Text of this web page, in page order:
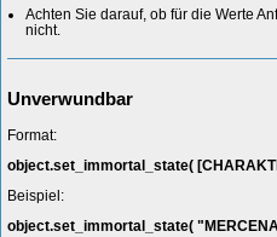
Achten Sie darauf, ob für die Werte
nicht.
Unverwundbar
Format:
object.set_immortal_state(
Beispiel:
object.set_immortal_state(